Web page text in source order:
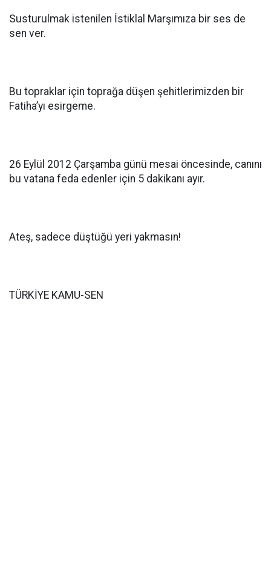
Susturulmak istenilen İstiklal Marşımıza bir ses de
sen ver.
Bu topraklar için toprağa düşen şehitlerimizden bir
Fatiha’yı esirgeme.
26 Eylül 2012 Çarşamba günü mesai öncesinde, canını
bu vatana feda edenler için 5 dakikanı ayır.
Ateş, sadece düştüğü yeri yakmasın!
TÜRKİYE KAMU-SEN